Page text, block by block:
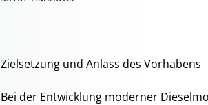
Zielsetzung und Anlass des Vorhabens
Bei der Entwicklung moderner